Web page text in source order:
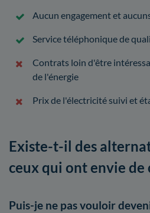
Aucun engagement et
Service téléphonique de
Contrats loin d'être
de l'énergie
Prix de l'électricité suivi et
Existe-t-il des
ceux qui ont envie de
Puis-je ne pas vouloir